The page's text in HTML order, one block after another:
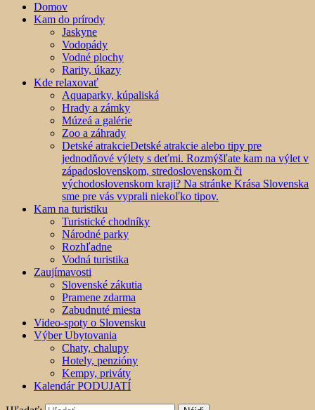
Domov
Kam do prírody
Jaskyne
Vodopády
Vodné plochy
Rarity, úkazy
Kde relaxovať
Aquaparky, kúpaliská
Hrady a zámky
Múzeá a galérie
Zoo a záhrady
Detské atrakcieDetské atrakcie alebo tipy pre
jednodňové výlety s deťmi. Rozmýšľate kam na výlet v
západoslovenskom, stredoslovenskom či
východoslovenskom kraji? Na stránke Krása Slovenska
sme pre vás vyprali niekoľko tipov.
Kam na turistiku
Turistické chodníky
Národné parky
Rozhľadne
Vodná turistika
Zaujímavosti
Slovenské zákutia
Pramene zdarma
Zabudnuté miesta
Video-spoty o Slovensku
Výber Ubytovania
Chaty, chalupy
Hotely, penzióny
Kempy, priváty
Kalendár PODUJATÍ